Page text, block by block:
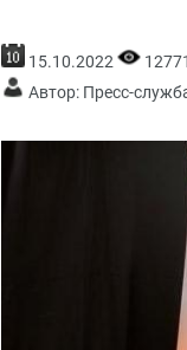
15.10.2022
12771
Автор: Пресс-